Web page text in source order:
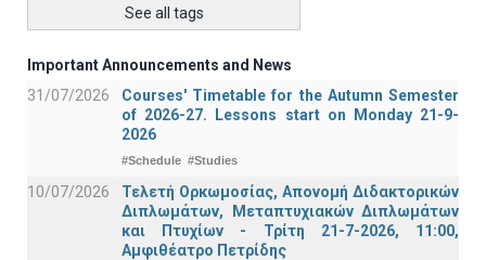
See all tags
Important Announcements and News
31/07/2026
Courses' Timetable for the Autumn Semester
of 2026-27. Lessons start on Monday 21-9-
2026
#Schedule #Studies
10/07/2026
Τελετή Ορκωμοσίας, Απονομή Διδακτορικών
Διπλωμάτων, Μεταπτυχιακών Διπλωμάτων
και Πτυχίων - Τρίτη 21-7-2026, 11:00,
Αμφιθέατρο Πετρίδης